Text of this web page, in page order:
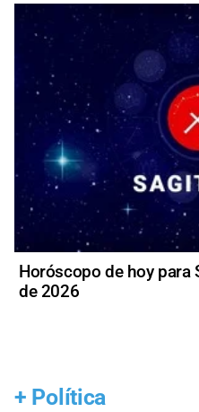
Horóscopo de hoy para
de 2026
+ Política